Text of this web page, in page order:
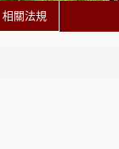
相關法規